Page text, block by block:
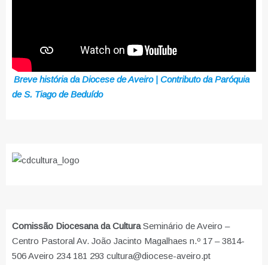
Breve história da Diocese de Aveiro | Contributo da Paróquia
de S. Tiago de Beduído
Comissão Diocesana da CulturaSeminário de Aveiro –
Centro Pastoral Av. João Jacinto Magalhaes n.º 17 – 3814-
506 Aveiro 234 181 293 cultura@diocese-aveiro.pt